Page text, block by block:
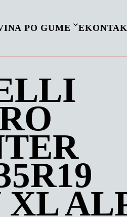
PO GUME
XL